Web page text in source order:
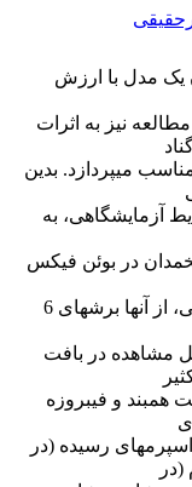
یک مدل با ارزش
نیز به اثرات
میپردازد. بدین
آزمایشگاهی، به
در بوئن فیکس
شد و پس از طی مراحل معمول بافتشناسی، از آنها برشهای 6
مشاهده در بافت
همبند و فیبروزه
رسیده (در
(در